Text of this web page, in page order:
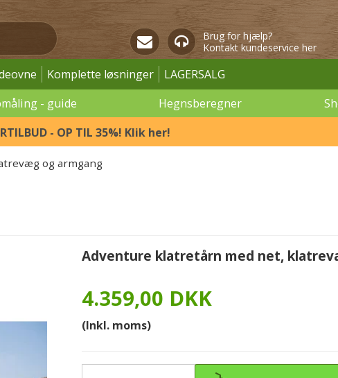
Brug for hjælp?
Kontakt kundeservice her
Komplette løsninger LAGERSALG
- guide Hegnsberegner
- OP TIL 35%! Klik her!
og armgang
Adventure klatretårn med net,
4.359,00 DKK
(Inkl. moms)